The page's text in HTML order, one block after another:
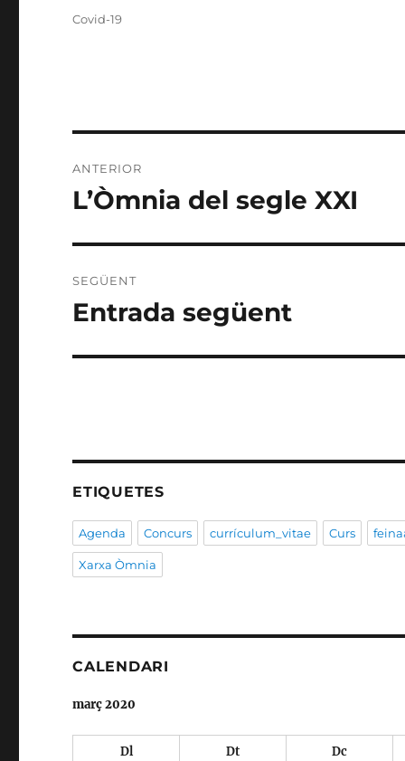
Etiquetes
Covid-19
d'entrades
ANTERIOR
Entrada
L’Òmnia del segle XXI
SEGÜENT
Entrada
Entrada següent
ETIQUETES
Agenda Concurs currículum_vitae Curs
Xarxa Òmnia
CALENDARI
març 2020
Dl Dt Dc